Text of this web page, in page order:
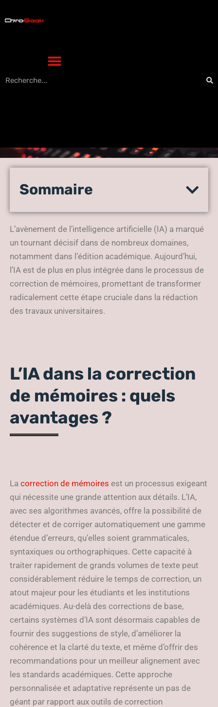
correction de mémoires :
d’édition académique ?
Sommaire
L’avènement de l’intelligence artificielle (IA) a marqué
un tournant décisif dans de nombreux domaines,
notamment dans l’édition académique. Aujourd’hui,
l’IA est de plus en plus intégrée dans le processus de
correction de mémoires, promettant de transformer
radicalement cette étape cruciale dans la rédaction
des travaux universitaires.
L’IA dans la correction
de mémoires : quels
avantages ?
La correction de mémoires est un processus exigeant
qui nécessite une grande attention aux détails. L’IA,
avec ses algorithmes avancés, offre la possibilité de
détecter et de corriger automatiquement une gamme
étendue d’erreurs, qu’elles soient grammaticales,
syntaxiques ou orthographiques. Cette capacité à
traiter rapidement de grands volumes de texte peut
considérablement réduire le temps de correction, un
atout majeur pour les étudiants et les institutions
académiques. Au-delà des corrections de base,
certains systèmes d’IA sont désormais capables de
fournir des suggestions de style, d’améliorer la
cohérence et la clarté du texte, et même d’offrir des
recommandations pour un meilleur alignement avec
les standards académiques. Cette approche
personnalisée et adaptative représente un pas de
géant par rapport aux outils de correction